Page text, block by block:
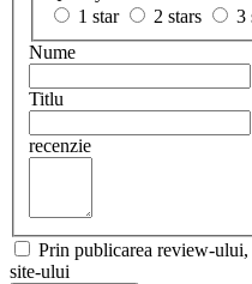
1 star
2 stars 3
Nume
Titlu
recenzie
Prin publicarea review-
site-ului